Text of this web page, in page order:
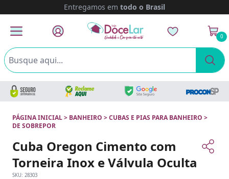
Entregamos em todo o Brasil
0
PÁGINA INICIAL> BANHEIRO >CUBAS E PIAS PARA BANHEIRO >
DE SOBREPOR
Cuba Oregon Cimento com
Torneira Inox e Válvula Oculta
SKU: 28303